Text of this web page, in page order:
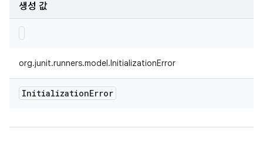
생성 값
org.junit.runners.model.InitializationError
InitializationError